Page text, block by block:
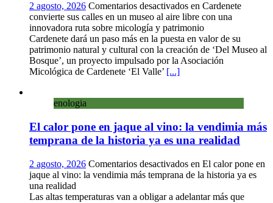
2 agosto, 2026 Comentarios desactivados en Cardenete
convierte sus calles en un museo al aire libre con una
innovadora ruta sobre micología y patrimonio
Cardenete dará un paso más en la puesta en valor de su
patrimonio natural y cultural con la creación de ‘Del Museo al
Bosque’, un proyecto impulsado por la Asociación
Micológica de Cardenete ‘El Valle’ [...]
enologia
El calor pone en jaque al vino: la vendimia más
temprana de la historia ya es una realidad
2 agosto, 2026 Comentarios desactivados en El calor pone en
jaque al vino: la vendimia más temprana de la historia ya es
una realidad
Las altas temperaturas van a obligar a adelantar más que